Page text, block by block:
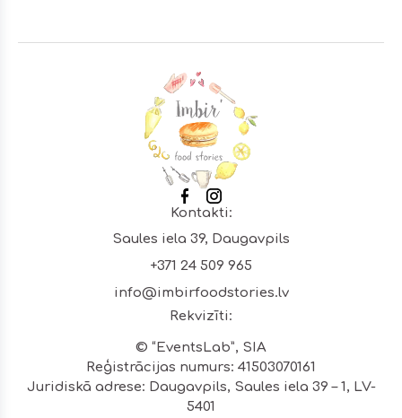
Footer
Kontakti:
Saules iela 39, Daugavpils
+371 24 509 965
info@imbirfoodstories.lv
Rekvizīti:
© “EventsLab”, SIA
Reģistrācijas numurs: 41503070161
Juridiskā adrese: Daugavpils, Saules iela 39 – 1, LV-
5401